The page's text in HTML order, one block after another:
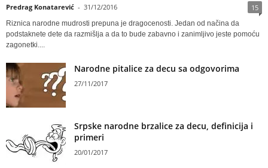
Predrag Konatarević - 31/12/2016 15
Riznica narodne mudrosti prepuna je dragocenosti. Jedan od načina da
podstaknete dete da razmišlja a da to bude zabavno i zanimljivo jeste pomoću
zagonetki....
Narodne pitalice za decu sa odgovorima
27/11/2017
Srpske narodne brzalice za decu, definicija i
primeri
20/01/2017